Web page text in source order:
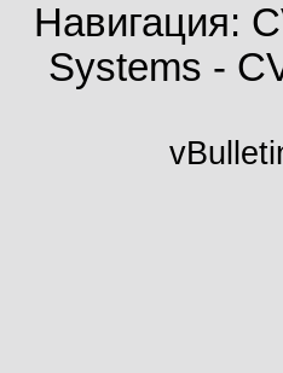
Навигация:
Systems -